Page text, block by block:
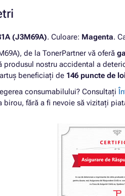
(J3M69A). Culoare: Magenta.
de la TonerPartner vă oferă
produsul nostru accidental a
beneficiați de 146 puncte de
consumabilului? Consultați
fără a fi nevoie să vizitați